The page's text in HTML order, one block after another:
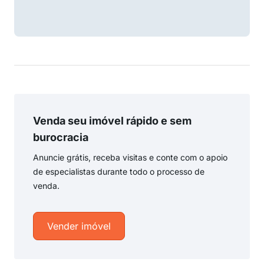
Venda seu imóvel rápido e sem
burocracia
Anuncie grátis, receba visitas e conte com o apoio
de especialistas durante todo o processo de
venda.
Vender imóvel